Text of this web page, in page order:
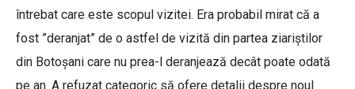
întrebat care este scopul vizitei. Era probabil mirat că a
fost ”deranjat” de o astfel de vizită din partea ziariștilor
din Botoșani care nu prea-l deranjează decât poate odată
pe an. A refuzat categoric să ofere detalii despre noul